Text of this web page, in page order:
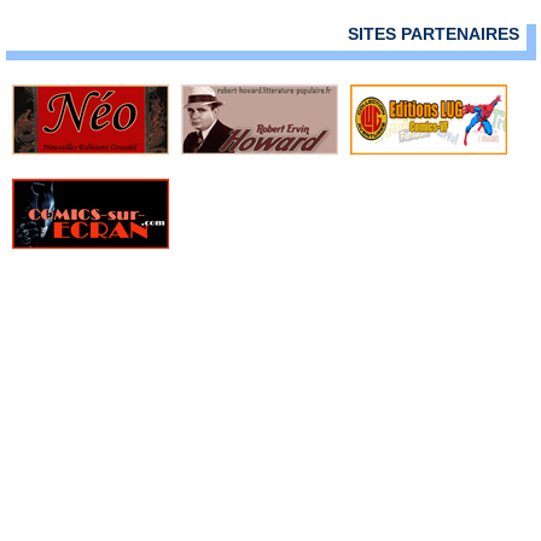
» Fathom
» Fathom - Origines
» Fell
» Fight Girls
» Filles perdues
» Fire Power
» Fondu au noir
» Fox-Boy
SITES PARTENAIRES